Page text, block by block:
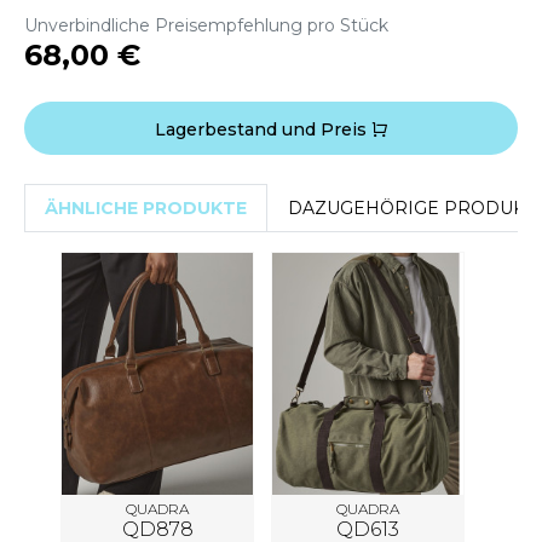
HOODS
T'S
SERIE
Unverbindliche Preisempfehlung pro Stück
68,00 €
Lagerbestand und Preis
ÄHNLICHE PRODUKTE DAZUGEHÖRIGE
QUADRA
QD878
QUADRA
QD613